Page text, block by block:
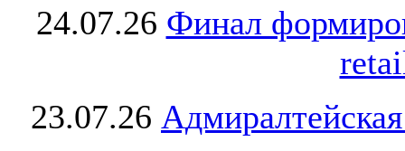
24.07.26 Финал
23.07.26